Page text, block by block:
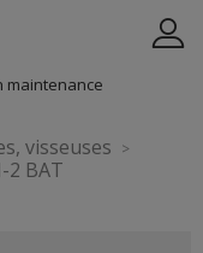
visseuses
2 BAT